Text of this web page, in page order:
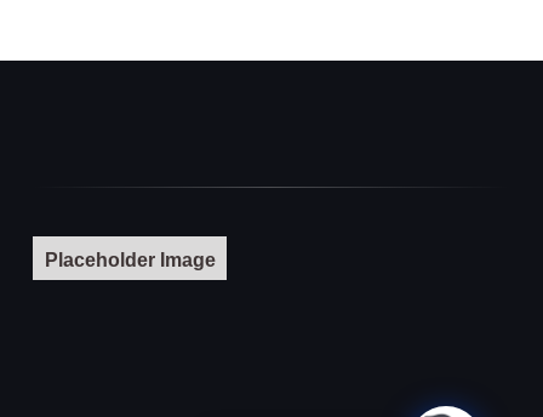
Placeholder Image